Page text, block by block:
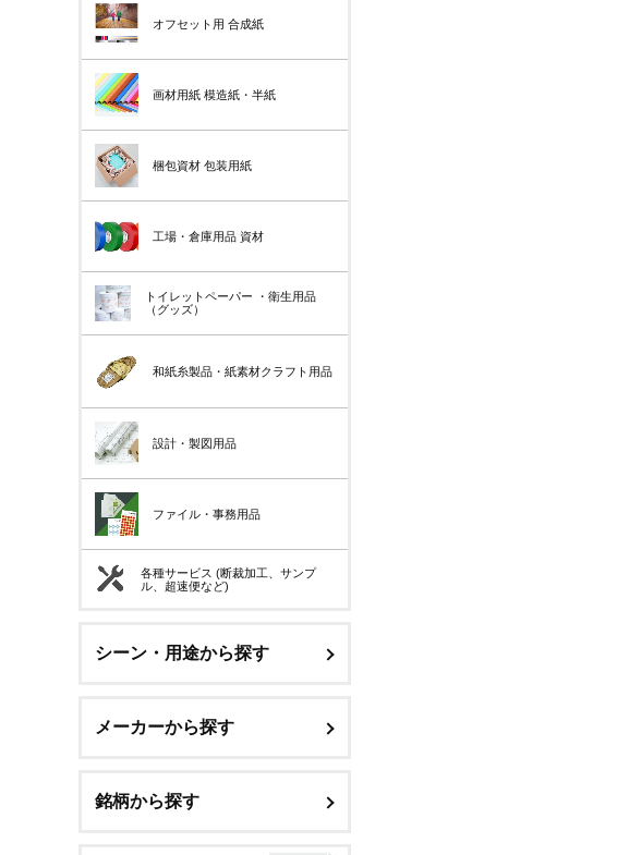
オフセット用 合成紙
画材用紙 模造紙・半紙
梱包資材 包装用紙
工場・倉庫用品 資材
トイレットペーパー ・衛生用品
（グッズ）
和紙糸製品・紙素材クラフト用品
設計・製図用品
ファイル・事務用品
各種サービス (断裁加工、サンプ
ル、超速便など)
シーン・用途から探す
メーカーから探す
銘柄から探す